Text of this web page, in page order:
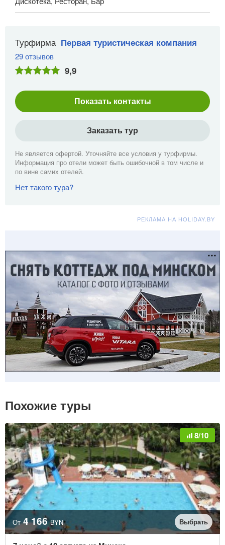
Турфирма Первая туристическая компания
29 отзывов
9,9
Показать контакты
Заказать тур
Не является офертой. Уточняйте все условия у турфирмы.
Информация про отели может быть ошибочной в том числе и
по вине самих отелей.
Нет такого тура?
РЕКЛАМА НА HOLIDAY.BY
Похожие туры
8/10
От 4 166 BYN Выбрать